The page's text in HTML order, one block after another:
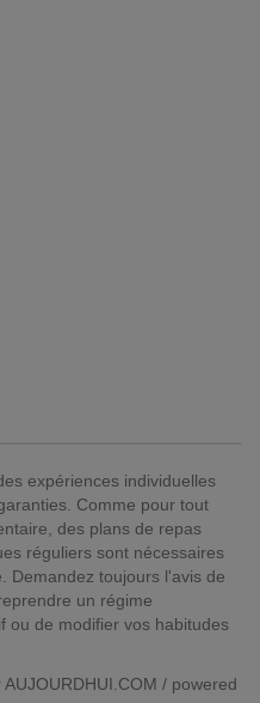
expériences individuelles
Comme pour tout
des plans de repas
réguliers sont nécessaires
Demandez toujours l'avis de
un régime
ou de modifier vos habitudes
/ powered